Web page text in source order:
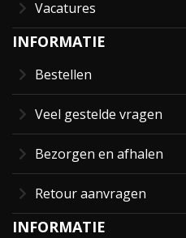
Vacatures
INFORMATIE
Bestellen
Veel gestelde vragen
Bezorgen en afhalen
Retour aanvragen
INFORMATIE